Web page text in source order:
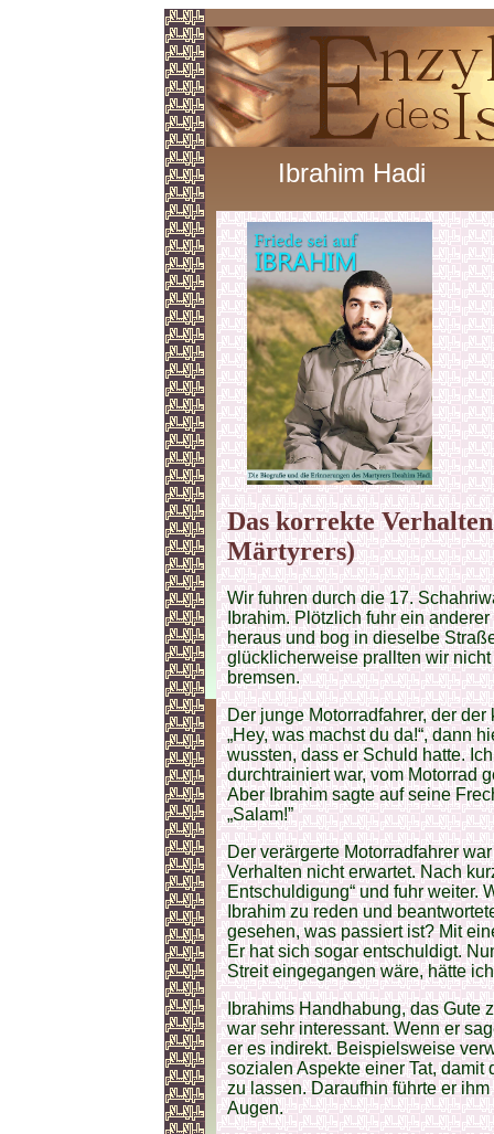
Ibrahim Hadi
Das korrekte
Märtyrers)
Wir fuhren durch die 17.
Ibrahim. Plötzlich fuhr ein
heraus und bog in dieselbe
glücklicherweise prallten wir
bremsen.
Der junge Motorradfahrer, der
„Hey, was machst du da!“, dann
wussten, dass er Schuld hatte.
durchtrainiert war, vom Motorrad
Aber Ibrahim sagte auf seine
„Salam!”
Der verärgerte Motorradfahrer
Verhalten nicht erwartet. Nach
Entschuldigung“ und fuhr weiter.
Ibrahim zu reden und
gesehen, was passiert ist? Mit
Er hat sich sogar entschuldigt.
Streit eingegangen wäre, hätte
Ibrahims Handhabung, das Gute
war sehr interessant. Wenn er
er es indirekt. Beispielsweise
sozialen Aspekte einer Tat,
zu lassen. Daraufhin führte er
Augen.